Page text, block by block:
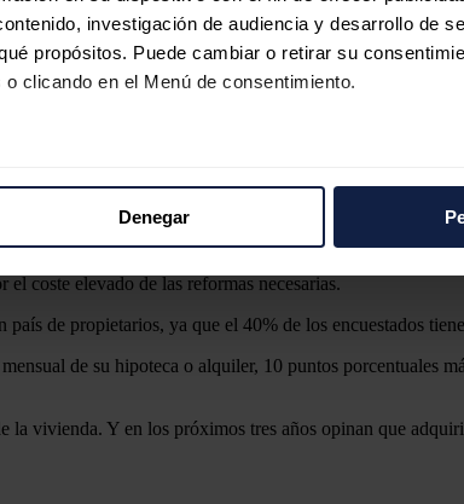
investigación de audiencia y desarrollo de
propósitos. Puede cambiar o retirar su
clicando en el Menú de consentimiento.
personalizar el contenido y los anuncios, ofrecer
pueden combinarla con otra información que
Denegar
con un 42%, la mejora del aislamiento térmico
el objetivo de que todos los edificios alcancen una
ser en este caso la entrega de kits de eficiencia
coste elevado de las reformas necesarias.
de propietarios, ya que el 40% de los encuestados
de su hipoteca o alquiler, 10 puntos porcentuales
la vivienda. Y en los próximos tres años opinan que